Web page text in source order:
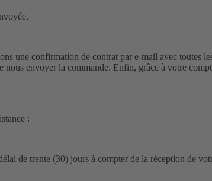
une confirmation de contrat par e-mail avec toutes
envoyer la commande. Enfin, grâce à votre
:
de trente (30) jours à compter de la réception de